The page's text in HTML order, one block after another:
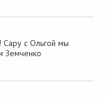
Сару с Ольгой мы
Земченко